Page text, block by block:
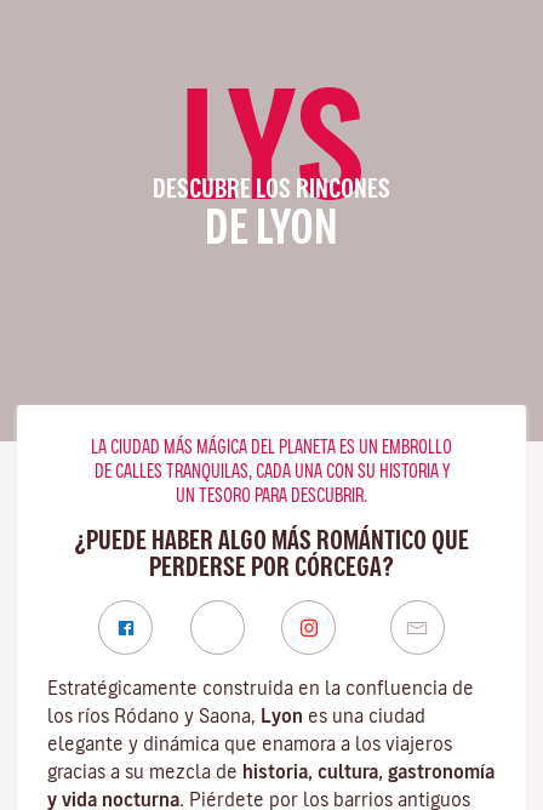
LYS
DESCUBRE LOS RINCONES
DE LYON
LA CIUDAD MÁS MÁGICA DEL PLANETA ES UN EMBROLLO
DE CALLES TRANQUILAS, CADA UNA CON SU HISTORIA Y
UN TESORO PARA DESCUBRIR.
¿PUEDE HABER ALGO MÁS ROMÁNTICO QUE
PERDERSE POR CÓRCEGA?
Estratégicamente construida en la confluencia de
los ríos Ródano y Saona, Lyon es una ciudad
elegante y dinámica que enamora a los viajeros
gracias a su mezcla de historia, cultura, gastronomía
y vida nocturna. Piérdete por los barrios antiguos